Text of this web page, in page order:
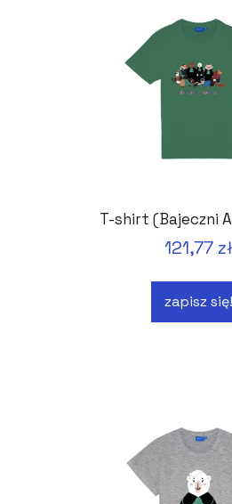
T-shirt (Bajeczni
121,77 zł
zapisz się!